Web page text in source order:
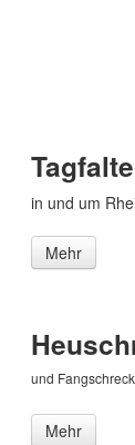
in und um
Mehr
und
Mehr